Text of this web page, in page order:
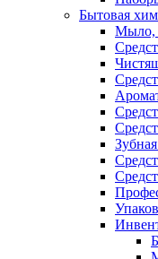
Бытовая
Мыло,